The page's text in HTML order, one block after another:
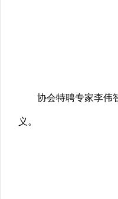
协会特聘专家李伟
义。